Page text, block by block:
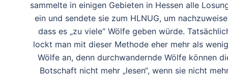
sammelte in einigen Gebieten in Hessen alle
ein und sendete sie zum HLNUG, um
dass es „zu viele“ Wölfe geben würde.
lockt man mit dieser Methode eher mehr als
Wölfe an, denn durchwandernde Wölfe können
Botschaft nicht mehr „lesen“, wenn sie nicht